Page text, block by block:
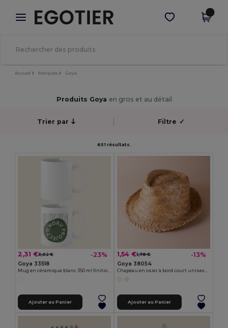
× Appli Egotier
Meilleurs prix sur l’app !
Obtenir l'appli
Accueil Marques Goya
Produits Goya en gros et au détail
Trier par Filtre ✓
651 résultats.
2,31 €3,02 € -23%
Goya 33518
Mug en céramique blanc 350 ml finition spéciale SUBLIMATION
Ajouter au Panier
1,54 €1,78 € -13%
Goya 38054
Chapeau en osier à bord court unisexe JAMAICA
Ajouter au Panier